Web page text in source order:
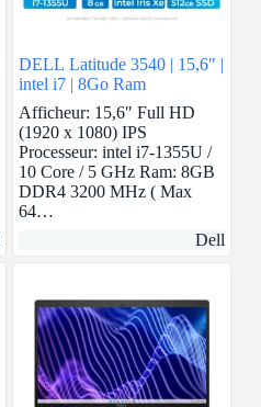
DELL Latitude 3540 | 15,6″ |
intel i7 | 8Go Ram
Afficheur: 15,6″ Full HD
(1920 x 1080) IPS
Processeur: intel i7-1355U /
10 Core / 5 GHz Ram: 8GB
DDR4 3200 MHz ( Max
64…
Dell